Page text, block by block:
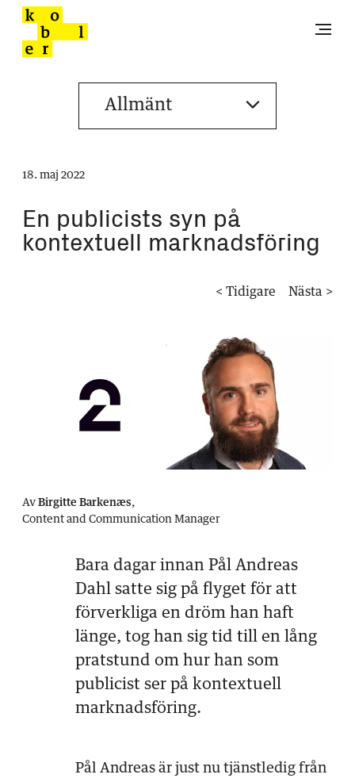
18. maj 2022
En publicists syn på
kontextuell marknadsföring
< Tidigare Nästa >
Av Birgitte Barkenæs,
Content and Communication Manager
Bara dagar innan Pål Andreas
Dahl satte sig på flyget för att
förverkliga en dröm han haft
länge, tog han sig tid till en lång
pratstund om hur han som
publicist ser på kontextuell
marknadsföring.
Pål Andreas är just nu tjänstledig från